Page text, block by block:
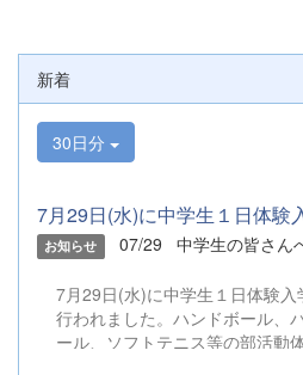
新着
30日分
お知らせ 07/29 中学生の皆さん
7月29日(水)に中学生１日体験入
行われました。ハンドボール、
ール、ソフトテニス等の部活動